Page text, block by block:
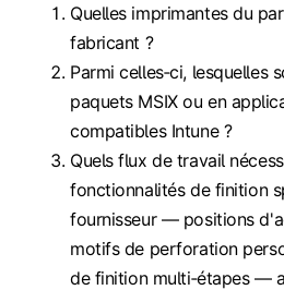
Quelles imprimantes du
fabricant ?
Parmi celles‑ci, lesquelles
paquets MSIX ou en
compatibles Intune ?
Quels flux de travail
fonctionnalités de finition
fournisseur — positions
motifs de perforation
de finition multi‑étapes —